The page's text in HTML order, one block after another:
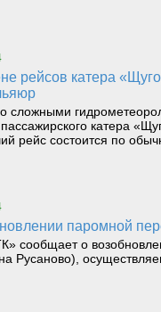
сложными
пассажирского катера
рейс состоится по
паромной
сообщает о
Русаново),